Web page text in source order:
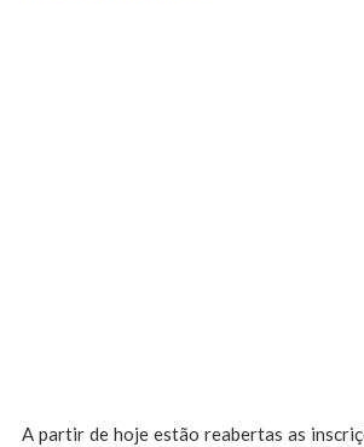
A partir de hoje estão reabertas as